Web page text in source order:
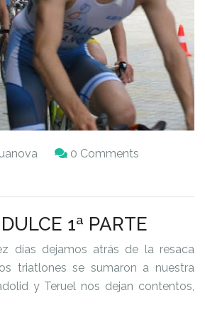
0 Comments
1ª PARTE
días dejamos atrás de la resaca
triatlones se sumaron a nuestra
y Teruel nos dejan contentos,